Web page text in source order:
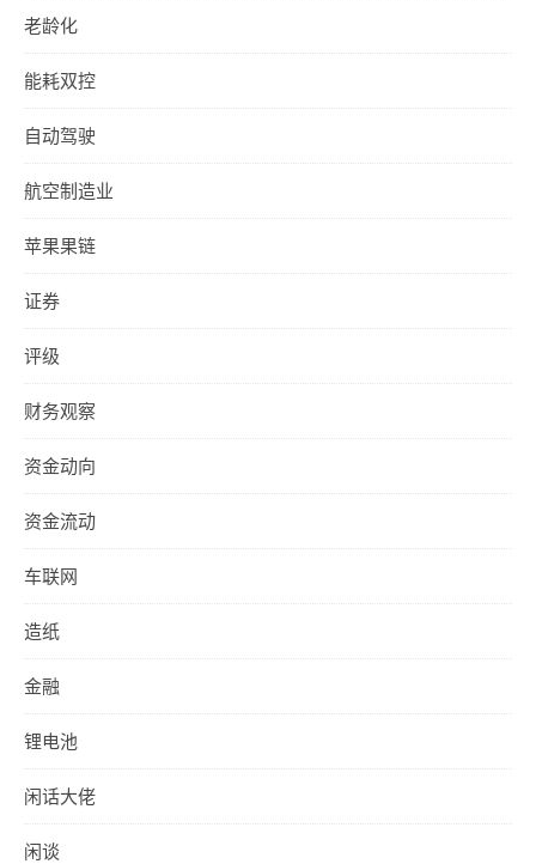
老龄化
能耗双控
自动驾驶
航空制造业
苹果果链
证券
评级
财务观察
资金动向
资金流动
车联网
造纸
金融
锂电池
闲话大佬
闲谈